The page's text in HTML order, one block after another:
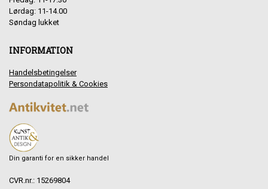
Lørdag: 11-14.00
Søndag lukket
INFORMATION
Handelsbetingelser
Persondatapolitik & Cookies
Din garanti for en sikker handel
CVR.nr.: 15269804